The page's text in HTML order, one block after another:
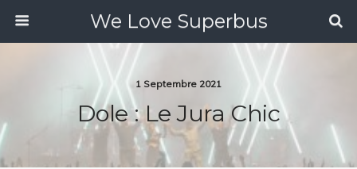
We Love Superbus
1 Septembre 2021
Dole : Le Jura Chic